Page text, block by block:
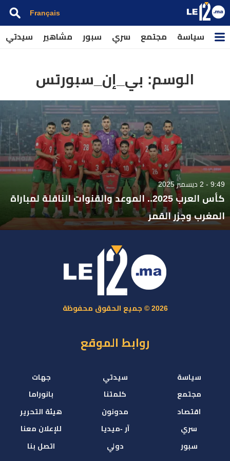
Français
سياسة مجتمع سري سبور مشاهير سيدتي
الوسم: بي_إن_سبورتس
9:49 - 2 ديسمبر 2025
كأس العرب 2025.. الموعد والقنوات الناقلة لمباراة
المغرب وجزر القمر
2026 © جميع الحقوق محفوظة
روابط الموقع
سياسة
مجتمع
اقتصاد
سري
سبور
سيدتي
كلمتنا
مدونون
آر -ميديا
دولي
جهات
بانوراما
هيئة التحرير
للإعلان معنا
اتصل بنا